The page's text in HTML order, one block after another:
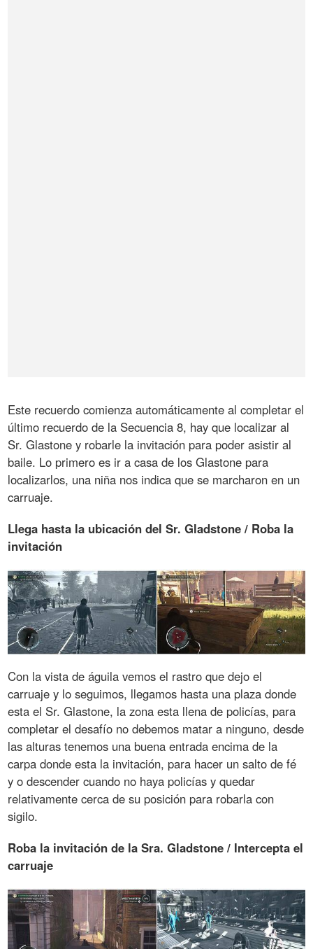
Este recuerdo comienza automáticamente al completar el
último recuerdo de la Secuencia 8, hay que localizar al
Sr. Glastone y robarle la invitación para poder asistir al
baile. Lo primero es ir a casa de los Glastone para
localizarlos, una niña nos indica que se marcharon en un
carruaje.
Llega hasta la ubicación del Sr. Gladstone / Roba la
invitación
Con la vista de águila vemos el rastro que dejo el
carruaje y lo seguimos, llegamos hasta una plaza donde
esta el Sr. Glastone, la zona esta llena de policías, para
completar el desafío no debemos matar a ninguno, desde
las alturas tenemos una buena entrada encima de la
carpa donde esta la invitación, para hacer un salto de fé
y o descender cuando no haya policías y quedar
relativamente cerca de su posición para robarla con
sigilo.
Roba la invitación de la Sra. Gladstone / Intercepta el
carruaje